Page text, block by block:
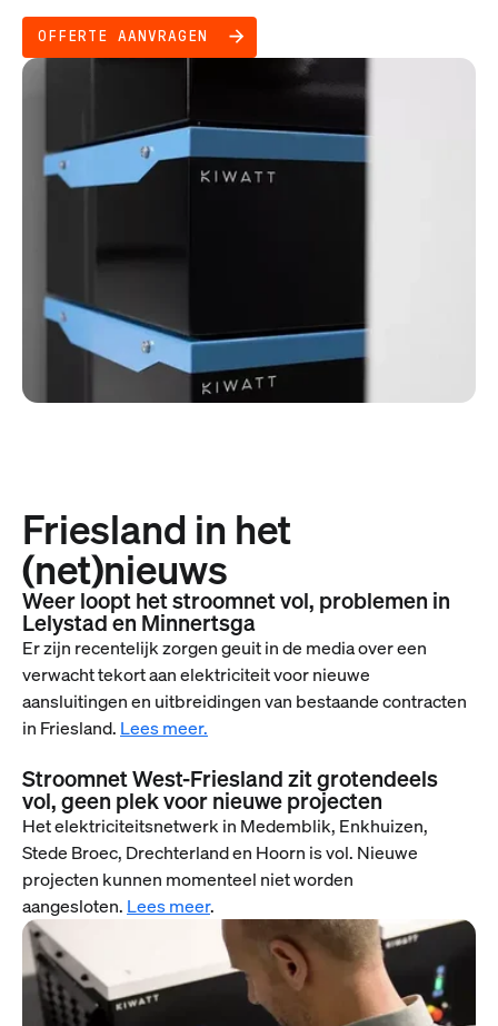
OFFERTE AANVRAGEN
Friesland in het
(net)nieuws
Weer loopt het stroomnet vol, problemen in
Lelystad en Minnertsga
Er zijn recentelijk zorgen geuit in de media over een
verwacht tekort aan elektriciteit voor nieuwe
aansluitingen en uitbreidingen van bestaande contracten
in Friesland. Lees meer.
Stroomnet West-Friesland zit grotendeels
vol, geen plek voor nieuwe projecten
Het elektriciteitsnetwerk in Medemblik, Enkhuizen,
Stede Broec, Drechterland en Hoorn is vol. Nieuwe
projecten kunnen momenteel niet worden
aangesloten. Lees meer.